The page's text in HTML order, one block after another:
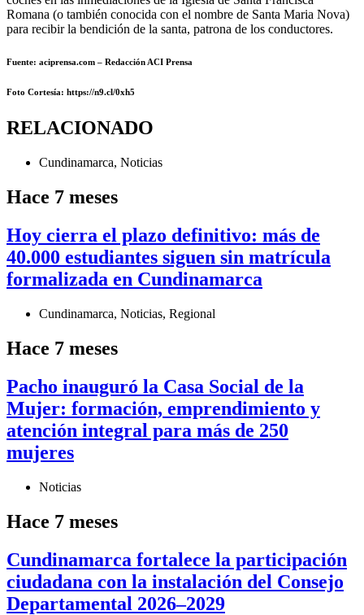
Romana (o también conocida con el nombre de Santa Maria Nova)
para recibir la bendición de la santa, patrona de los conductores.
Fuente: aciprensa.com – Redacción ACI Prensa
Foto Cortesía: https://n9.cl/0xh5
RELACIONADO
Cundinamarca, Noticias
Hace 7 meses
Hoy cierra el plazo definitivo: más de
40.000 estudiantes siguen sin matrícula
formalizada en Cundinamarca
Cundinamarca, Noticias, Regional
Hace 7 meses
Pacho inauguró la Casa Social de la
Mujer: formación, emprendimiento y
atención integral para más de 250
mujeres
Noticias
Hace 7 meses
Cundinamarca fortalece la participación
ciudadana con la instalación del Consejo
Departamental 2026–2029